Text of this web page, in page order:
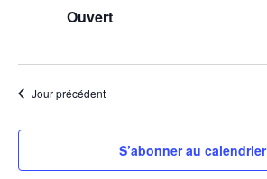
Ouvert
Jour précédent
S’abonner au calendrier